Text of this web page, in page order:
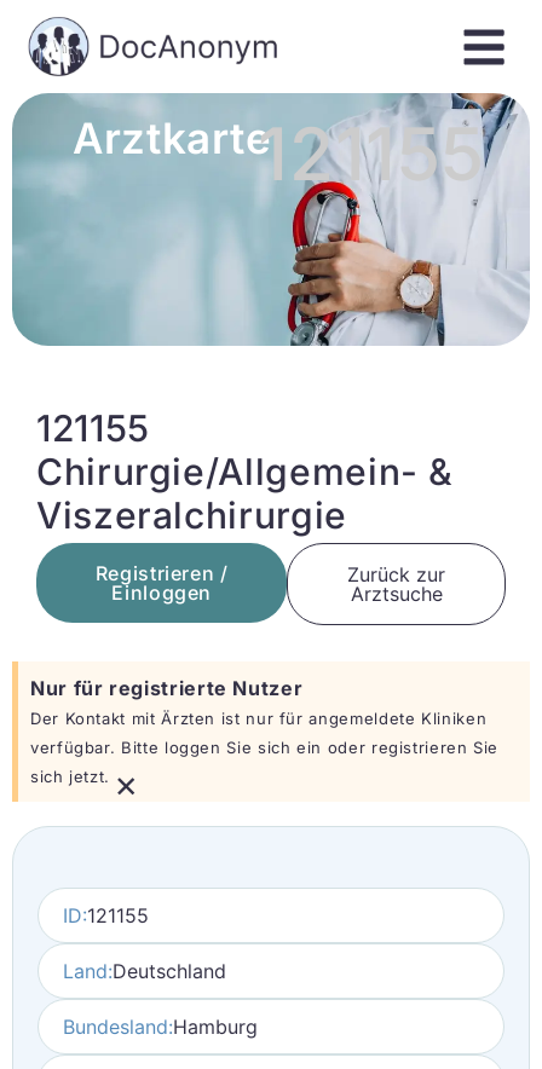
Arztkarte121155
121155
Chirurgie/Allgemein- &
Viszeralchirurgie
Registrieren /
Einloggen
Zurück zur
Arztsuche
Nur für registrierte Nutzer
Der Kontakt mit Ärzten ist nur für angemeldete Kliniken
verfügbar. Bitte loggen Sie sich ein oder registrieren Sie
sich jetzt. ×
ID:121155
Land:Deutschland
Bundesland:Hamburg